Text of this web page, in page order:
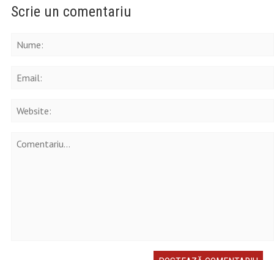
Scrie un comentariu